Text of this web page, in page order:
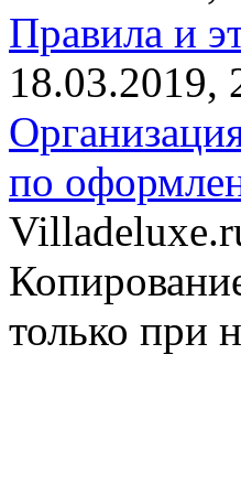
Правила и
18.03.2019,
по
только при